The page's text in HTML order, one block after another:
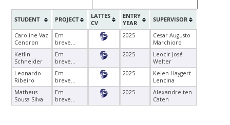
STUDENT PROJECT
LATTES
CV
ENTRY
YEAR
SUPERVISOR
Caroline Vaz
Cendron
Em
breve...
2025
Cesar Augusto
Marchioro
Ketlin
Schneider
Em
breve...
2025
Leocir José
Welter
Leonardo
Ribeiro
Em
breve...
2025
Kelen Haygert
Lencina
Matheus
Sousa Silva
Em
breve...
2025
Alexandre ten
Caten